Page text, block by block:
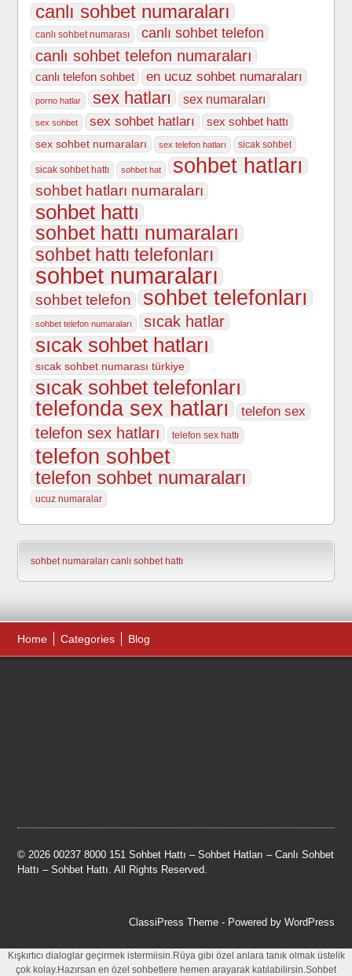
canlı sohbet numaraları
canlı sohbet numarası canlı sohbet telefon
canlı sohbet telefon numaraları
canlı telefon sohbet en ucuz sohbet numaraları
porno hatlar sex hatları sex numaraları
sex sohbet sex sohbet hatları
sex sohbet hattı
sex sohbet numaraları
sex telefon hatları sicak sohbet
sicak sohbet hattı sohbet hat sohbet hatları
sohbet hatları numaraları
sohbet hattı
sohbet hattı numaraları
sohbet hattı telefonları
sohbet numaraları
sohbet telefon sohbet telefonları
sohbet telefon numaraları sıcak hatlar
sıcak sohbet hatları
sıcak sohbet numarası türkiye
sıcak sohbet telefonları
telefonda sex hatları telefon sex
telefon sex hatları telefon sex hattı
telefon sohbet
telefon sohbet numaraları
ucuz numaralar
sohbet numaraları canlı sohbet hattı
Home Categories Blog
© 2026 00237 8000 151 Sohbet Hattı – Sohbet Hatları – Canlı Sohbet
Hattı – Sohbet Hattı. All Rights Reserved.
ClassiPress Theme- Powered by WordPress
Kışkırtıcı dialoglar geçirmek istermiisin.Rüya gibi özel anlara tanık olmak üstelik
çok kolay.Hazırsan en özel sohbetlere hemen arayarak katılabilirsin.Sohbet